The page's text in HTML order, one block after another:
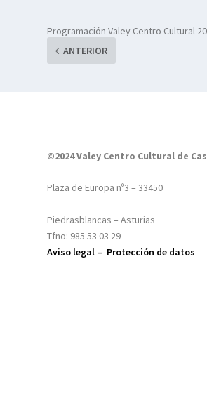
Programación Valey Centro Cultural
ANTERIOR
©2024 Valey Centro Cultural de
Plaza de Europa nº3 – 33450
Piedrasblancas – Asturias
Tfno: 985 53 03 29
Aviso legal – Protección de datos